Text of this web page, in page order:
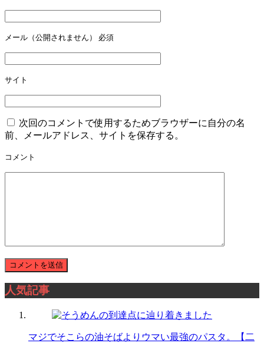
メール（公開されません） 必須
サイト
次回のコメントで使用するためブラウザーに自分の名
前、メールアドレス、サイトを保存する。
コメント
人気記事
マジでそこらの油そばよりウマい最強のパスタ。【二